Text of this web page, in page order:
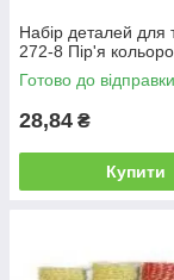
Набір деталей для
272-8 Пір'я
Готово до відправки
28,84 ₴
Купити